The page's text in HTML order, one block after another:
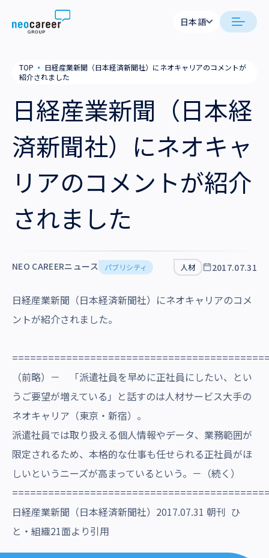
Skip to content
neocareer について
私たちの考え方
就労支援
業務支援
会社概要
役員一覧
拠点一覧
採用情報
日本語
TOP ▪ 日経産業新聞（日本経済新聞社）にネオキャリアのコメントが
紹介されました
日経産業新聞（日本経
済新聞社）にネオキャ
リアのコメントが紹介
されました
NEO CAREERニュース パブリシティ 人材 2017.07.31
日経産業新聞（日本経済新聞社）にネオキャリアのコメ
ントが紹介されました。
（前略）－ 「派遣社員を早めに正社員にしたい、とい
うご要望が増えている」と話すのは人材サービス大手の
ネオキャリア（東京・新宿）。
派遣社員では取り扱える個人情報やデータ、業務範囲が
限定されるため、本格的な仕事も任せられる正社員がほ
しいというニーズが高まっているという。－（続く）
日経産業新聞（日本経済新聞社）2017.07.31 朝刊 ひ
と・組織21面より引用